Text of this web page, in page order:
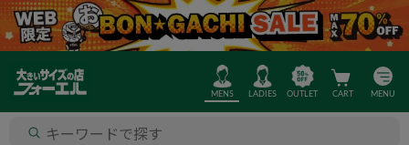
MENS LADIES OUTLET CART MENU